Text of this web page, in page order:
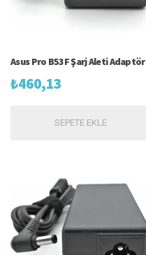
Asus Pro B53F Şarj Aleti Adaptör
₺460,13
SEPETE EKLE